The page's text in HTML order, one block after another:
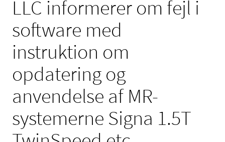
LLC informerer om fejl i
software med
instruktion om
opdatering og
anvendelse af MR-
systemerne Signa 1.5T